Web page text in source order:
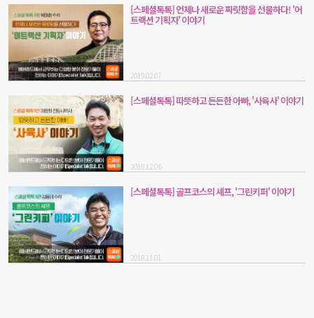
[스페셜톡톡] 언제나 새로운 짜릿함을 선물하다! '어
트랙션 기획자' 이야기
2019.02.07
[스페셜톡톡] 따뜻하고 든든한 아빠, '사육사' 이야기
2018.12.06
[스페셜톡톡] 골프코스의 셰프, '그린키퍼' 이야기
2018.11.01